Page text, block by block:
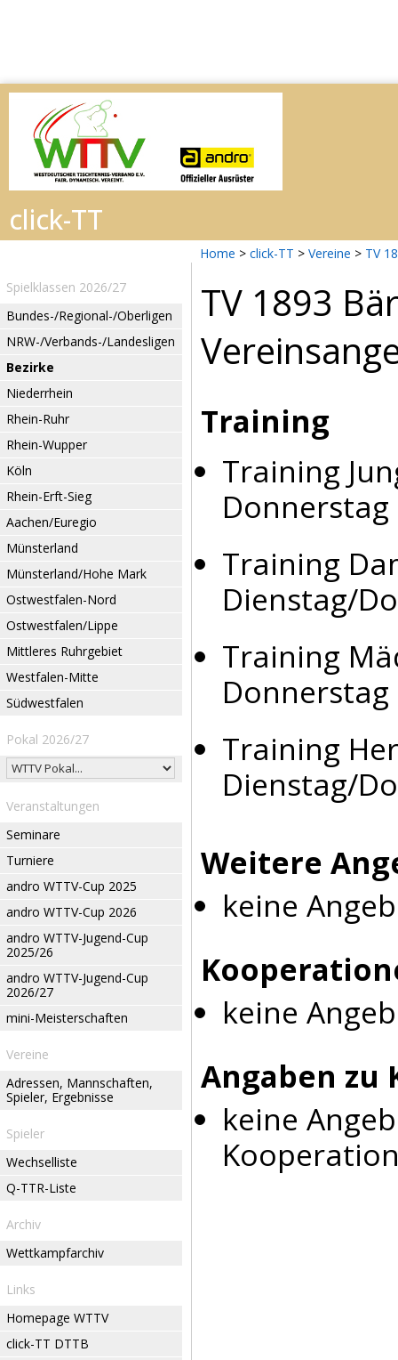
Home > click-TT > Vereine > TV
Spielklassen 2026/27
Bundes-/Regional-/Oberligen
NRW-/Verbands-/Landesligen
Bezirke
Niederrhein
Rhein-Ruhr
Rhein-Wupper
Köln
Rhein-Erft-Sieg
Aachen/Euregio
Münsterland
Münsterland/Hohe Mark
Ostwestfalen-Nord
Ostwestfalen/Lippe
Mittleres Ruhrgebiet
Westfalen-Mitte
Südwestfalen
Pokal 2026/27
Veranstaltungen
Seminare
Turniere
andro WTTV-Cup 2025
andro WTTV-Cup 2026
andro WTTV-Jugend-Cup
2025/26
andro WTTV-Jugend-Cup
2026/27
mini-Meisterschaften
Vereine
Adressen, Mannschaften,
Spieler, Ergebnisse
Spieler
Wechselliste
Q-TTR-Liste
Archiv
Wettkampfarchiv
Links
Homepage WTTV
click-TT DTTB
TV 1893
Training
Training
Donnerstag
Training
Dienstag/
Training
Donnerstag
Training
Dienstag/
Weitere
keine
keine
Angaben
keine